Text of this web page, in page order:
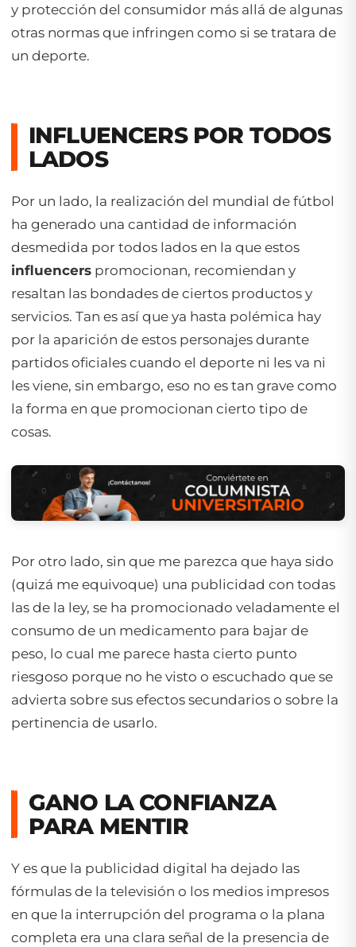
y protección del consumidor más allá de algunas
otras normas que infringen como si se tratara de
un deporte.
INFLUENCERS POR TODOS
LADOS
Por un lado, la realización del mundial de fútbol
ha generado una cantidad de información
desmedida por todos lados en la que estos
influencers promocionan, recomiendan y
resaltan las bondades de ciertos productos y
servicios. Tan es así que ya hasta polémica hay
por la aparición de estos personajes durante
partidos oficiales cuando el deporte ni les va ni
les viene, sin embargo, eso no es tan grave como
la forma en que promocionan cierto tipo de
cosas.
Por otro lado, sin que me parezca que haya sido
(quizá me equivoque) una publicidad con todas
las de la ley, se ha promocionado veladamente el
consumo de un medicamento para bajar de
peso, lo cual me parece hasta cierto punto
riesgoso porque no he visto o escuchado que se
advierta sobre sus efectos secundarios o sobre la
pertinencia de usarlo.
GANO LA CONFIANZA
PARA MENTIR
Y es que la publicidad digital ha dejado las
fórmulas de la televisión o los medios impresos
en que la interrupción del programa o la plana
completa era una clara señal de la presencia de